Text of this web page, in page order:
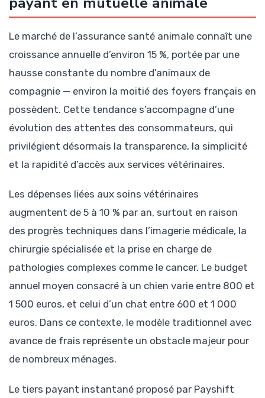
Le marché de l’assurance santé animale connaît une
croissance annuelle d’environ 15 %, portée par une
hausse constante du nombre d’animaux de
compagnie — environ la moitié des foyers français en
possèdent. Cette tendance s’accompagne d’une
évolution des attentes des consommateurs, qui
privilégient désormais la transparence, la simplicité
et la rapidité d’accès aux services vétérinaires.
Les dépenses liées aux soins vétérinaires
augmentent de 5 à 10 % par an, surtout en raison
des progrès techniques dans l’imagerie médicale, la
chirurgie spécialisée et la prise en charge de
pathologies complexes comme le cancer. Le budget
annuel moyen consacré à un chien varie entre 800 et
1 500 euros, et celui d’un chat entre 600 et 1 000
euros. Dans ce contexte, le modèle traditionnel avec
avance de frais représente un obstacle majeur pour
de nombreux ménages.
Le tiers payant instantané proposé par Payshift